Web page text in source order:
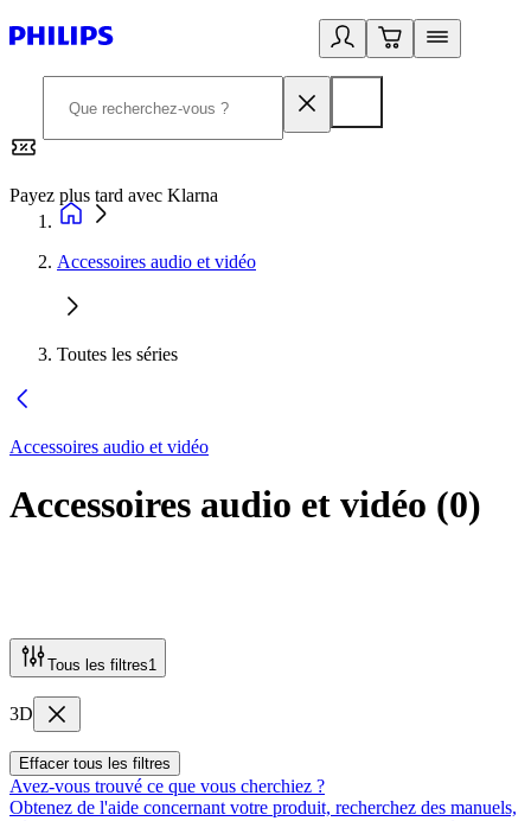
Payez plus tard avec Klarna
Accessoires audio et vidéo
Toutes les séries
Accessoires audio et vidéo
Accessoires audio et vidéo (0)
Tous les filtres1
3D
Effacer tous les filtres
Avez-vous trouvé ce que vous cherchiez ?
Obtenez de l'aide concernant votre produit, recherchez des manuels,